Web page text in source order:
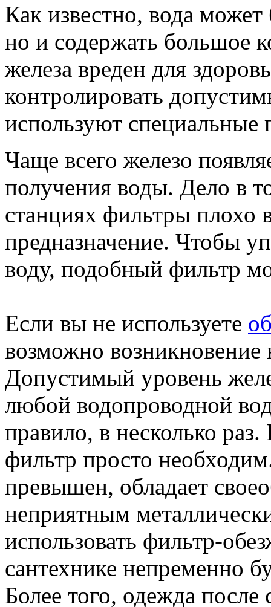
Как известно, вода может
но и содержать большое
железа вреден для
контролировать
используют специальные
Чаще всего железо
получения воды. Дело в
станциях фильтры плохо
предназначение. Чтобы
воду, подобный фильтр
Если вы не используете
возможно возникновение
Допустимый уровень
любой водопроводной
правило, в несколько
фильтр просто
превышен, обладает
неприятным
использовать фильтр-
сантехнике непременно
Более того, одежда после